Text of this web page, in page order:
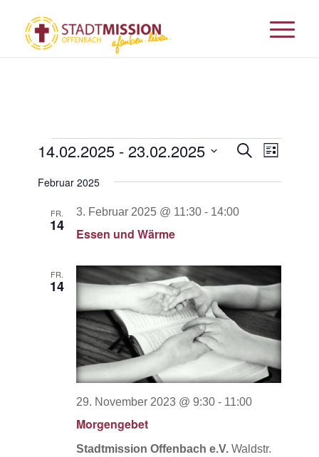
Veranstaltungen Suche
Liste
14.02.2025 - 23.02.2025
wählen.
Februar 2025
FR.
14 Essen und Wärme
3. Februar 2025 @ 11:30 - 14:00
FR.
14
Morgengebet
29. November 2023 @ 9:30 - 11:00
Stadtmission Offenbach e.V.Waldstr.